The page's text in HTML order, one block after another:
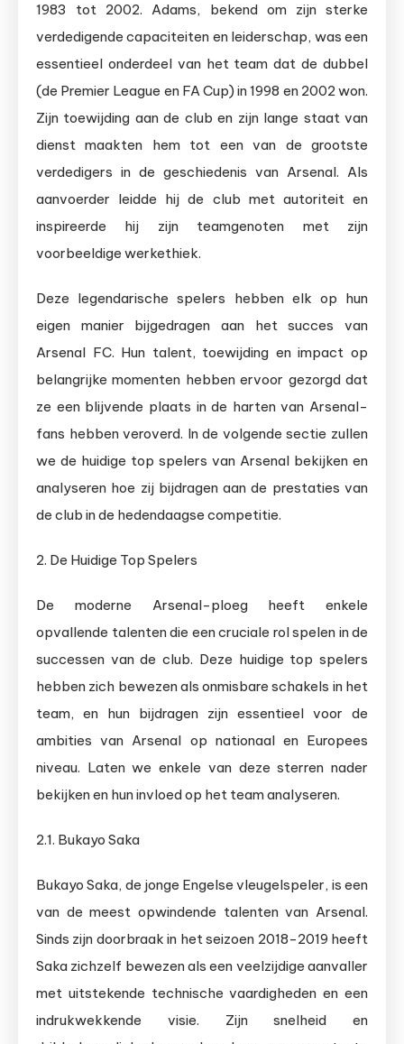
1983 tot 2002. Adams, bekend om zijn sterke
verdedigende capaciteiten en leiderschap, was een
essentieel onderdeel van het team dat de dubbel
(de Premier League en FA Cup) in 1998 en 2002 won.
Zijn toewijding aan de club en zijn lange staat van
dienst maakten hem tot een van de grootste
verdedigers in de geschiedenis van Arsenal. Als
aanvoerder leidde hij de club met autoriteit en
inspireerde hij zijn teamgenoten met zijn
voorbeeldige werkethiek.
Deze legendarische spelers hebben elk op hun
eigen manier bijgedragen aan het succes van
Arsenal FC. Hun talent, toewijding en impact op
belangrijke momenten hebben ervoor gezorgd dat
ze een blijvende plaats in de harten van Arsenal-
fans hebben veroverd. In de volgende sectie zullen
we de huidige top spelers van Arsenal bekijken en
analyseren hoe zij bijdragen aan de prestaties van
de club in de hedendaagse competitie.
2. De Huidige Top Spelers
De moderne Arsenal-ploeg heeft enkele
opvallende talenten die een cruciale rol spelen in de
successen van de club. Deze huidige top spelers
hebben zich bewezen als onmisbare schakels in het
team, en hun bijdragen zijn essentieel voor de
ambities van Arsenal op nationaal en Europees
niveau. Laten we enkele van deze sterren nader
bekijken en hun invloed op het team analyseren.
2.1. Bukayo Saka
Bukayo Saka, de jonge Engelse vleugelspeler, is een
van de meest opwindende talenten van Arsenal.
Sinds zijn doorbraak in het seizoen 2018-2019 heeft
Saka zichzelf bewezen als een veelzijdige aanvaller
met uitstekende technische vaardigheden en een
indrukwekkende visie. Zijn snelheid en